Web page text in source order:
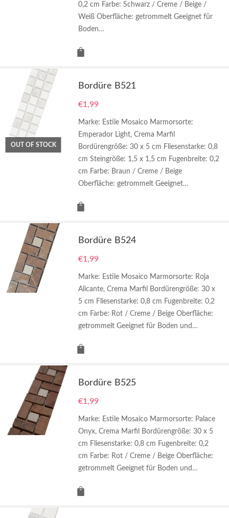
0,2 cm Farbe: Schwarz / Creme / Beige /
Weiß Oberfläche: getrommelt Geeignet für
Boden…
OUT OF STOCK
Bordüre B521
€1,99
Marke: Estile Mosaico Marmorsorte:
Emperador Light, Crema Marfil
Bordürengröße: 30 x 5 cm Fliesenstarke: 0,8
cm Steingröße: 1,5 x 1,5 cm Fugenbreite: 0,2
cm Farbe: Braun / Creme / Beige
Oberfläche: getrommelt Geeignet…
Bordüre B524
€1,99
Marke: Estile Mosaico Marmorsorte: Roja
Alicante, Crema Marfil Bordürengröße: 30 x
5 cm Fliesenstarke: 0,8 cm Fugenbreite: 0,2
cm Farbe: Rot / Creme / Beige Oberfläche:
getrommelt Geeignet für Boden und…
Bordüre B525
€1,99
Marke: Estile Mosaico Marmorsorte: Palace
Onyx, Crema Marfil Bordürengröße: 30 x 5
cm Fliesenstarke: 0,8 cm Fugenbreite: 0,2
cm Farbe: Rot / Creme / Beige Oberfläche:
getrommelt Geeignet für Boden und…